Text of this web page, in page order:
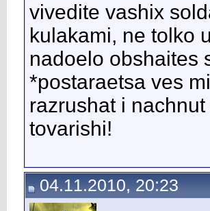
vivedite vashix
kulakami, ne tolko
nadoelo obshaites
*postaraetsa ves
razrushat i
tovarishi!
04.11.2010, 20:23